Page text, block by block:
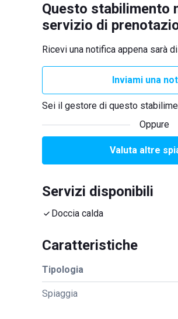
Questo stabilimento
servizio di
Ricevi una notifica appena sarà
Inviami una
Sei il gestore di questo
Oppure
Valuta altre
Servizi disponibili
Doccia calda
Caratteristiche
Tipologia
Spiaggia